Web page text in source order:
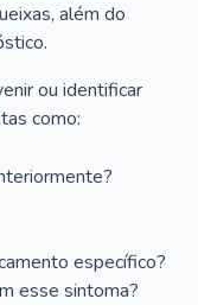
além do
ou identificar
como:
específico?
esse sintoma?